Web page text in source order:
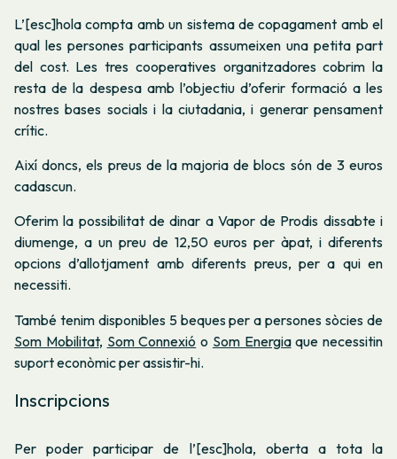
L’[esc]hola compta amb un sistema de copagament amb el
qual les persones participants assumeixen una petita part
del cost. Les tres cooperatives organitzadores cobrim la
resta de la despesa amb l’objectiu d’oferir formació a les
nostres bases socials i la ciutadania, i generar pensament
crític.
Així doncs, els preus de la majoria de blocs són de 3 euros
cadascun.
Oferim la possibilitat de dinar a Vapor de Prodis dissabte i
diumenge, a un preu de 12,50 euros per àpat, i diferents
opcions d’allotjament amb diferents preus, per a qui en
necessiti.
També tenim disponibles 5 beques per a persones sòcies de
Som Mobilitat, Som Connexió o Som Energiaque necessitin
suport econòmic per assistir-hi.
Inscripcions
Per poder participar de l’[esc]hola, oberta a tota la